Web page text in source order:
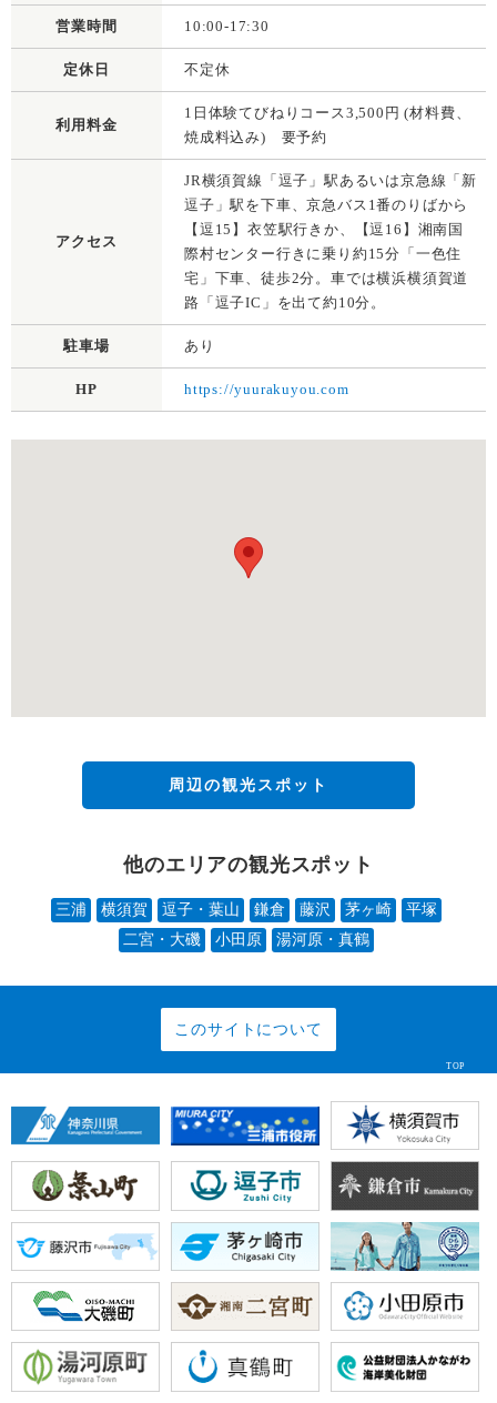
営業時間 10:00-17:30
定休日 不定休
利用料金
1日体験てびねりコース3,500円 (材料費、
焼成料込み) 要予約
アクセス
JR横須賀線「逗子」駅あるいは京急線「新
逗子」駅を下車、京急バス1番のりばから
【逗15】衣笠駅行きか、【逗16】湘南国
際村センター行きに乗り約15分「一色住
宅」下車、徒歩2分。車では横浜横須賀道
路「逗子IC」を出て約10分。
駐車場 あり
HP https://yuurakuyou.com
周辺の観光スポット
他のエリアの観光スポット
三浦 横須賀 逗子・葉山 鎌倉 藤沢 茅ヶ崎
平塚
二宮・大磯
小田原 湯河原・真鶴
このサイトについて
TOP